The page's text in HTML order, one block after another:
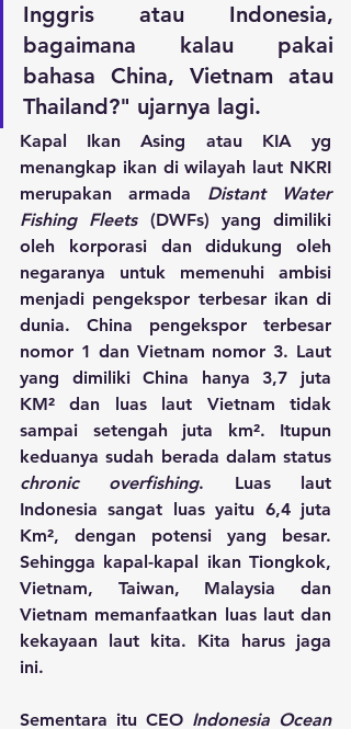
Inggris atau Indonesia,
bagaimana kalau pakai
bahasa China, Vietnam atau
Thailand?" ujarnya lagi.
Kapal Ikan Asing atau KIA yg
menangkap ikan di wilayah laut NKRI
merupakan armada Distant Water
Fishing Fleets (DWFs) yang dimiliki
oleh korporasi dan didukung oleh
negaranya untuk memenuhi ambisi
menjadi pengekspor terbesar ikan di
dunia. China pengekspor terbesar
nomor 1 dan Vietnam nomor 3. Laut
yang dimiliki China hanya 3,7 juta
KM² dan luas laut Vietnam tidak
sampai setengah juta km². Itupun
chronic overfishing. Luas laut
Indonesia sangat luas yaitu 6,4 juta
Km², dengan potensi yang besar.
Sehingga kapal-kapal ikan Tiongkok,
Vietnam, Taiwan, Malaysia dan
Vietnam memanfaatkan luas laut dan
kekayaan laut kita. Kita harus jaga
ini.
Sementara itu CEO Indonesia Ocean